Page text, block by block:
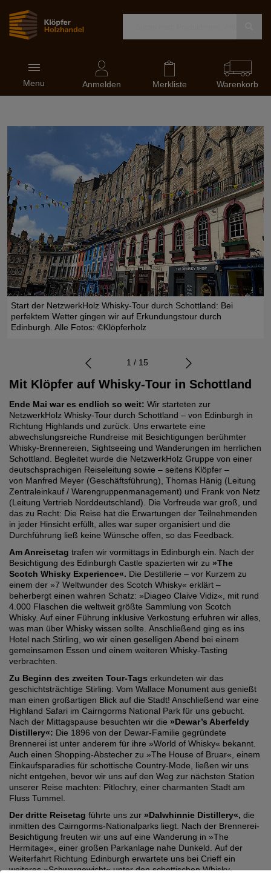
Navigation
ein-
und
Menu Anmelden Merkliste Warenkorb
Start der NetzwerkHolz Whisky-Tour durch Schottland: Bei
perfektem Wetter gingen wir auf Erkundungstour durch
Edinburgh. Alle Fotos: ©Klöpferholz
1 / 15
Mit Klöpfer auf Whisky-Tour in Schottland
Ende Mai war es endlich so weit: Wir starteten zur
NetzwerkHolz Whisky-Tour durch Schottland – von Edinburgh in
Richtung Highlands und zurück. Uns erwartete eine
abwechslungsreiche Rundreise mit Besichtigungen berühmter
Whisky-Brennereien, Sightseeing und Wanderungen im herrlichen
Schottland. Begleitet wurde die NetzwerkHolz Gruppe von einer
deutschsprachigen Reiseleitung sowie – seitens Klöpfer –
von Manfred Meyer (Geschäftsführung), Thomas Hänig (Leitung
Zentraleinkauf / Warengruppenmanagement) und Frank von Netz
(Leitung Vertrieb Norddeutschland). Die Vorfreude war groß, und
das zu Recht: Die Reise hat die Erwartungen der Teilnehmenden
in jeder Hinsicht erfüllt, alles war super organisiert und die
Durchführung ließ keine Wünsche offen, so das Feedback.
Am Anreisetag trafen wir vormittags in Edinburgh ein. Nach der
Besichtigung des Edinburgh Castle spazierten wir zu »The
Scotch Whisky Experience«. Die Destillerie – vor Kurzem zu
einem der »7 Weltwunder des Scotch Whisky« erklärt –
beherbergt einen wahren Schatz: »Diageo Claive Vidiz«, mit rund
4.000 Flaschen die weltweit größte Sammlung von Scotch
Whisky. Auf einer Führung inklusive Verkostung erfuhren wir alles,
was man über Whisky wissen sollte. Anschließend ging es ins
Hotel nach Stirling, wo wir einen geselligen Abend bei einem
gemeinsamen Essen und einem weiteren Whisky-Tasting
verbrachten.
Zu Beginn des zweiten Tour-Tags erkundeten wir das
geschichtsträchtige Stirling: Vom Wallace Monument aus genießt
man einen großartigen Blick auf die Stadt! Anschließend war eine
Highland Safari im Cairngorms National Park für uns gebucht.
Nach der Mittagspause besuchten wir die »Dewar’s Aberfeldy
Distillery«: Die 1896 von der Dewar-Familie gegründete
Brennerei ist unter anderem für ihre »World of Whisky« bekannt.
Auch einen Shopping-Abstecher zu »The House of Bruar«, einem
Einkaufsparadies für schottische Country-Mode, ließen wir uns
nicht entgehen, bevor wir uns auf den Weg zur nächsten Station
unserer Reise machten: Pitlochry, einer charmanten Stadt am
Fluss Tummel.
Der dritte Reisetag führte uns zur »Dalwhinnie Distillery«, die
inmitten des Cairngorms-Nationalparks liegt. Nach der Brennerei-
Besichtigung freuten wir uns auf eine Wanderung in »The
Hermitage«, einer großen Parkanlage nahe Dunkeld. Auf der
Weiterfahrt Richtung Edinburgh erwartete uns bei Crieff ein
weiteres »Schwergewicht« unter den schottischen Whisky-